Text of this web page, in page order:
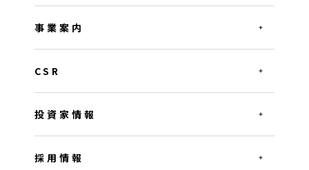
事業案内
CSR
投資家情報
採用情報